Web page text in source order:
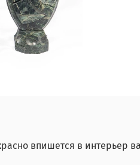
впишется в интерьер